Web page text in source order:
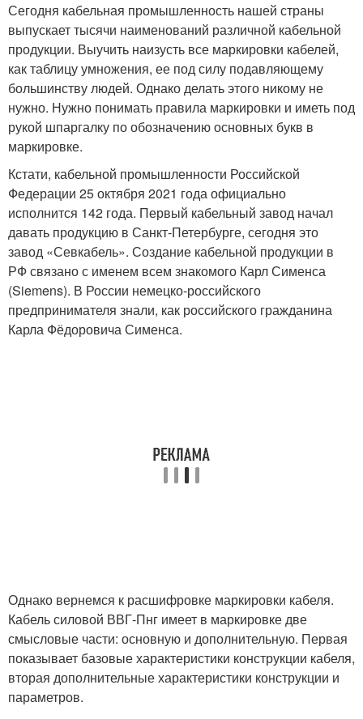
Сегодня кабельная промышленность нашей страны
выпускает тысячи наименований различной кабельной
продукции. Выучить наизусть все маркировки кабелей,
как таблицу умножения, ее под силу подавляющему
большинству людей. Однако делать этого никому не
нужно. Нужно понимать правила маркировки и иметь под
рукой шпаргалку по обозначению основных букв в
маркировке.
Кстати, кабельной промышленности Российской
Федерации 25 октября 2021 года официально
исполнится 142 года. Первый кабельный завод начал
давать продукцию в Санкт-Петербурге, сегодня это
завод «Севкабель». Создание кабельной продукции в
РФ связано с именем всем знакомого Карл Сименса
(Siemens). В России немецко-российского
предпринимателя знали, как российского гражданина
Карла Фёдоровича Сименса.
Однако вернемся к расшифровке маркировки кабеля.
Кабель силовой ВВГ-Пнг имеет в маркировке две
смысловые части: основную и дополнительную. Первая
показывает базовые характеристики конструкции кабеля,
вторая дополнительные характеристики конструкции и
параметров.